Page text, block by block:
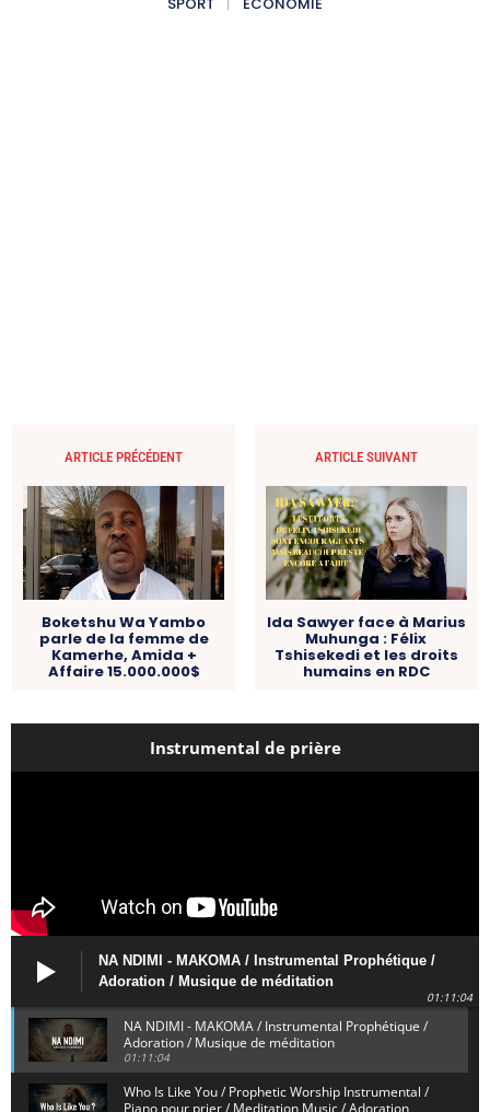
ARTICLE PRÉCÉDENT
Boketshu Wa Yambo
parle de la femme de
Kamerhe, Amida +
Affaire 15.000.000$
ARTICLE SUIVANT
Ida Sawyer face à Marius
Muhunga : Félix
Tshisekedi et les droits
humains en RDC
Instrumental de prière
NA NDIMI - MAKOMA / Instrumental Prophétique /
Adoration / Musique de méditation
01:11:04
NA NDIMI - MAKOMA / Instrumental Prophétique /
Adoration / Musique de méditation
01:11:04
Who Is Like You / Prophetic Worship Instrumental /
Piano pour prier / Meditation Music / Adoration